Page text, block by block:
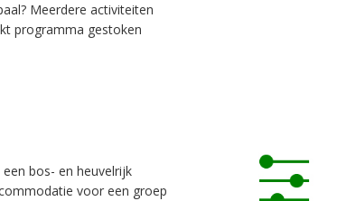
Meerdere activiteiten
programma gestoken
bos- en heuvelrijk
voor een groep